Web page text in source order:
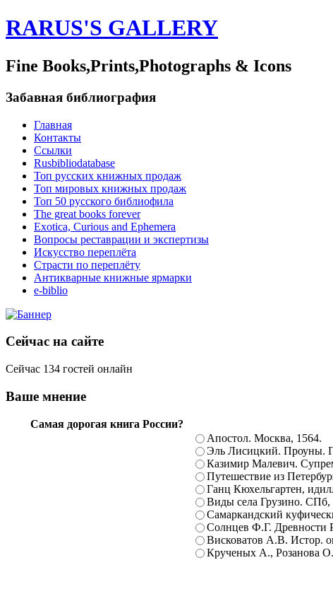
RARUS'S GALLERY
Fine Books,Prints,Photographs & Icons
Забавная библиография
Главная
Контакты
Ссылки
Rusbibliodatabase
Топ русских книжных продаж
Топ мировых книжных продаж
Топ 50 русского библиофила
The great books forever
Exotica, Curious and Ephemera
Вопросы реставрации и экспертизы
Искусство переплёта
Страсти по переплёту
Антикварные книжные ярмарки
e-biblio
Сейчас на сайте
Сейчас 134 гостей онлайн
Ваше мнение
Самая дорогая книга России?
Апостол. Москва, 1564.
Эль Лисицкий. Проуны.
Казимир Малевич.
Путешествие из
Ганц Кюхельгартен,
Виды села Грузино. СПб,
Самаркандский
Солнцев Ф.Г. Древности
Висковатов А.В. Истор.
Крученых А., Розанова